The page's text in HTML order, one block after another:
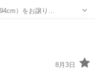
）をお譲り…
8月3日